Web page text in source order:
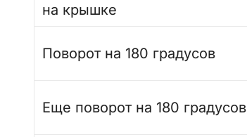
на крышке
Поворот на 180 градусов
Еще поворот на 180 градусов